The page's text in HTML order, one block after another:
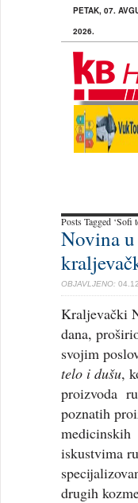
PETAK, 07.
2026.
Posts Tagged ‘Sofi
Novina
OBJAVLJENO:
Kraljevački
dana,
svojim
telo i dušu,
proizvoda
poznatih
medicinskih
iskustvima
drugih